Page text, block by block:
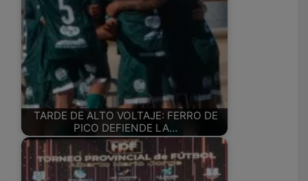
TARDE DE ALTO VOLTAJE: FERRO DE
PICO DEFIENDE LA…